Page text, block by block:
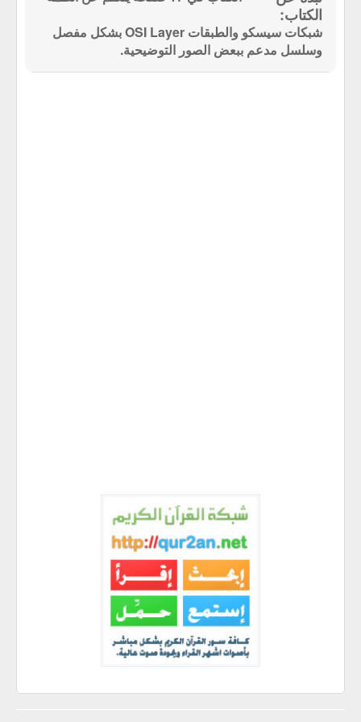
شبكات سيسكو والطبقات OSI Layer بشكل مفصل
وسلسل مدعم ببعض الصور التوضيحية.